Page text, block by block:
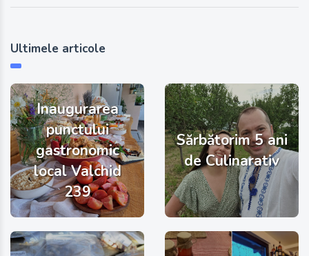
Ultimele articole
Inaugurarea
punctului
gastronomic
local Valchid
239
Sărbătorim 5 ani
de Culinarativ